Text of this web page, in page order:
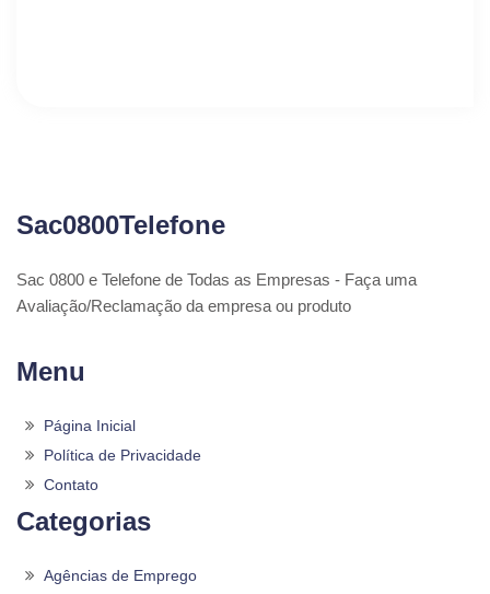
Sac0800Telefone
Sac 0800 e Telefone de Todas as Empresas - Faça uma
Avaliação/Reclamação da empresa ou produto
Menu
Página Inicial
Política de Privacidade
Contato
Categorias
Agências de Emprego